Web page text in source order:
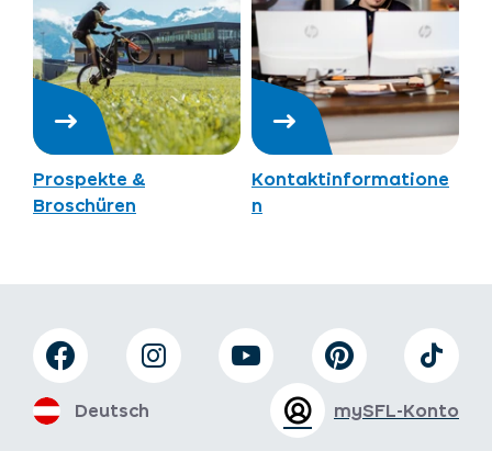
Prospekte &
Broschüren
Kontaktinformatione
n
mySFL-Konto
Deutsch